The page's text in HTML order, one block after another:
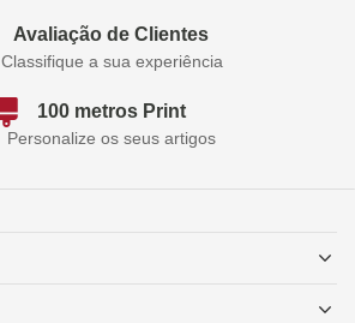
Avaliação de Clientes
Classifique a sua experiência
100 metros Print
Personalize os seus artigos